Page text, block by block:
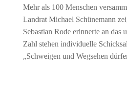
Mehr als 100 Menschen
Landrat Michael Schünemann
Sebastian Rode erinnerte an
Zahl stehen individuelle
„Schweigen und Wegsehen